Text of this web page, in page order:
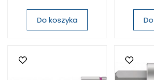
Do koszyka